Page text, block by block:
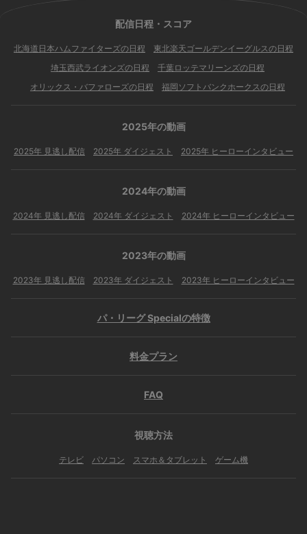
配信日程・スコア
北海道日本ハムファイターズの日程
東北楽天ゴールデンイーグルスの日程
埼玉西武ライオンズの日程
千葉ロッテマリーンズの日程
オリックス・バファローズの日程
福岡ソフトバンクホークスの日程
2025年の動画
2025年 見逃し配信 2025年 ダイジェスト 2025年 ヒーローインタビュー
2024年の動画
2024年 見逃し配信 2024年 ダイジェスト 2024年 ヒーローインタビュー
2023年の動画
2023年 見逃し配信 2023年 ダイジェスト 2023年 ヒーローインタビュー
パ・リーグ Specialの特徴
料金プラン
FAQ
視聴方法
テレビ パソコン スマホ＆タブレット ゲーム機